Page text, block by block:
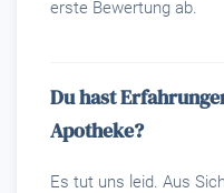
erste Bewertung ab.
Du hast
Apotheke?
Es tut uns leid. Aus